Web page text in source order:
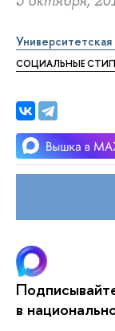
СОЦИАЛЬНЫЕ
в